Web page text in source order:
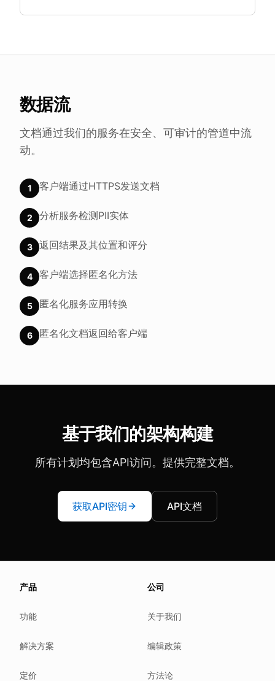
数据流
文档通过我们的服务在安全、可审计的管道中流
动。
1 客户端通过HTTPS发送文档
2 分析服务检测PII实体
3 返回结果及其位置和评分
4 客户端选择匿名化方法
5 匿名化服务应用转换
6 匿名化文档返回给客户端
基于我们的架构构建
所有计划均包含API访问。提供完整文档。
获取API密钥 API文档
We update this page when our platform or the law
Related reading
产品
功能
解决方案
定价
公司
关于我们
编辑政策
方法论